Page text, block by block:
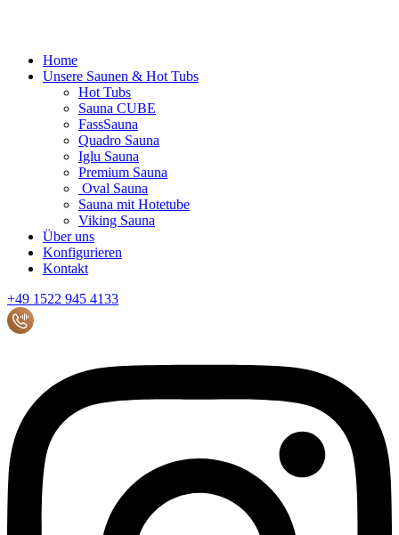
Home
Unsere Saunen & Hot Tubs
Hot Tubs
Sauna CUBE
FassSauna
Quadro Sauna
Iglu Sauna
Premium Sauna
Oval Sauna
Sauna mit Hotetube
Viking Sauna
Über uns
Konfigurieren
Kontakt
+49 1522 945 4133